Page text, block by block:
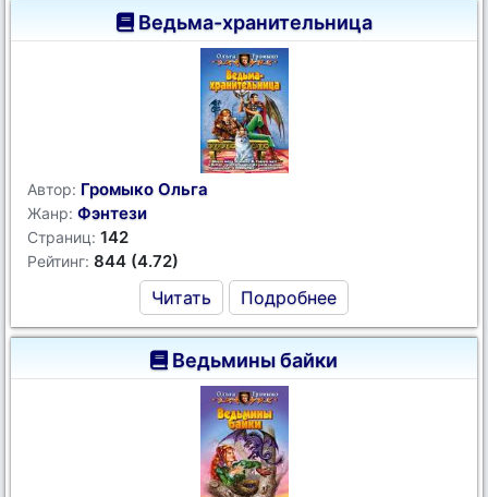
Ведьма-хранительница
Автор: Громыко Ольга
Жанр: Фэнтези
Страниц: 142
Рейтинг: 844 (4.72)
Читать Подробнее
Ведьмины байки